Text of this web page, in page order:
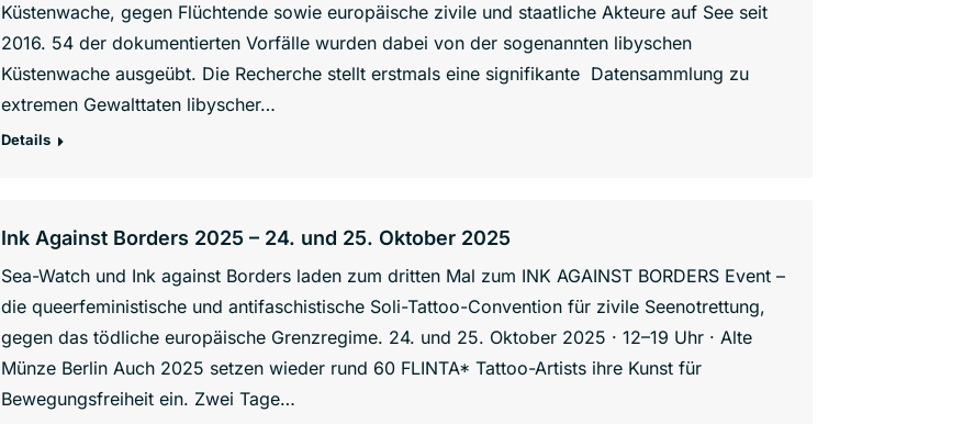
Küstenwache, gegen Flüchtende sowie europäische zivile und staatliche Akteure auf See seit
2016. 54 der dokumentierten Vorfälle wurden dabei von der sogenannten libyschen
Küstenwache ausgeübt. Die Recherche stellt erstmals eine signifikante Datensammlung zu
extremen Gewalttaten libyscher…
Details
Ink Against Borders 2025 – 24. und 25. Oktober 2025
Sea-Watch und Ink against Borders laden zum dritten Mal zum INK AGAINST BORDERS Event –
die queerfeministische und antifaschistische Soli-Tattoo-Convention für zivile Seenotrettung,
gegen das tödliche europäische Grenzregime. 24. und 25. Oktober 2025 · 12–19 Uhr · Alte
Münze Berlin Auch 2025 setzen wieder rund 60 FLINTA* Tattoo-Artists ihre Kunst für
Bewegungsfreiheit ein. Zwei Tage…